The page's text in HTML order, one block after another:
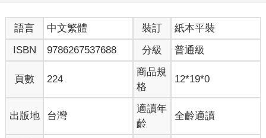
語言 中文繁體 裝訂
紙本平裝
ISBN
9786267537688 分級 普通級
頁數 224
商品規
格
12*19*0
出版地 台灣
適讀年
齡
全齡適讀